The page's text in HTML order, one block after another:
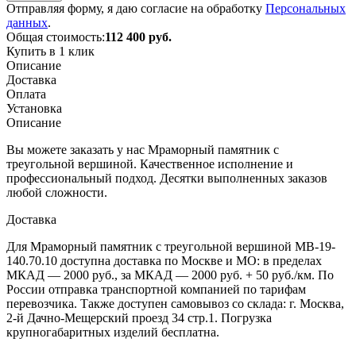
Отправляя форму, я даю согласие на обработку Персональных
данных.
Общая стоимость:112 400 руб.
Купить в 1 клик
Описание
Доставка
Оплата
Установка
Описание
Вы можете заказать у нас Мраморный памятник с
треугольной вершиной. Качественное исполнение и
профессиональный подход. Десятки выполненных заказов
любой сложности.
Доставка
Для Мраморный памятник с треугольной вершиной МВ-19-
140.70.10 доступна доставка по Москве и МО: в пределах
МКАД — 2000 руб., за МКАД — 2000 руб. + 50 руб./км. По
России отправка транспортной компанией по тарифам
перевозчика. Также доступен самовывоз со склада: г. Москва,
2-й Дачно-Мещерский проезд 34 стр.1. Погрузка
крупногабаритных изделий бесплатна.